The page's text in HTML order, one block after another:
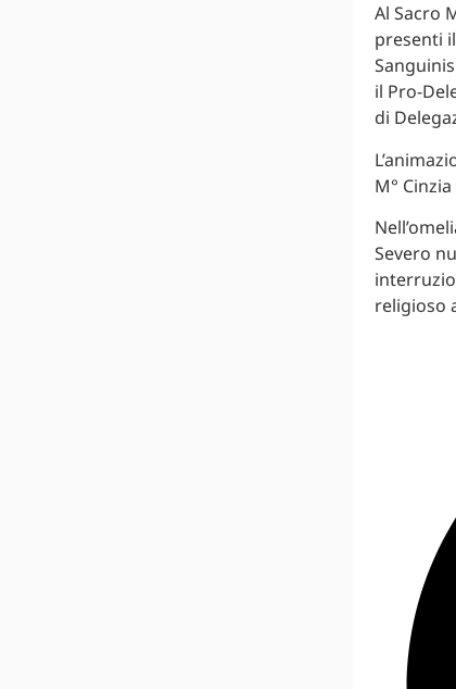
Al Sacro
presenti
il Pro-
di
M°
Severo
religioso